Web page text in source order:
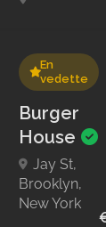
En
vedette
Burger
House
Jay St,
Brooklyn,
New York